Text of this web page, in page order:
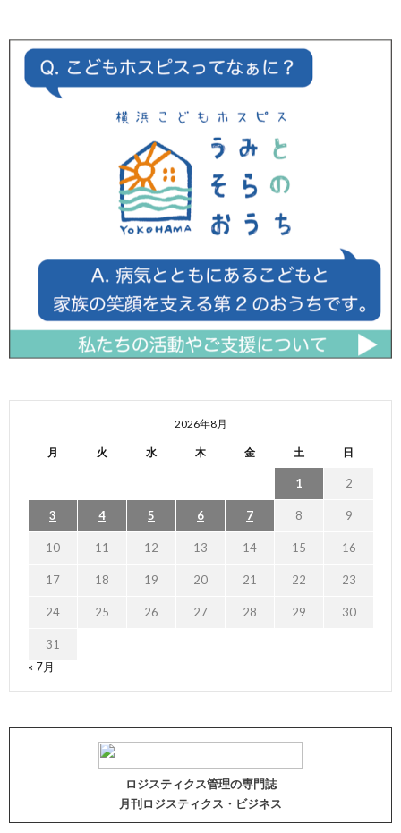
2026年8月
月 火 水 木 金 土 日
1 2
3 4 5 6 7 8 9
10 11 12 13 14 15 16
17 18 19 20 21 22 23
24 25 26 27 28 29 30
31
« 7月
ロジスティクス管理の専門誌
月刊ロジスティクス・ビジネス